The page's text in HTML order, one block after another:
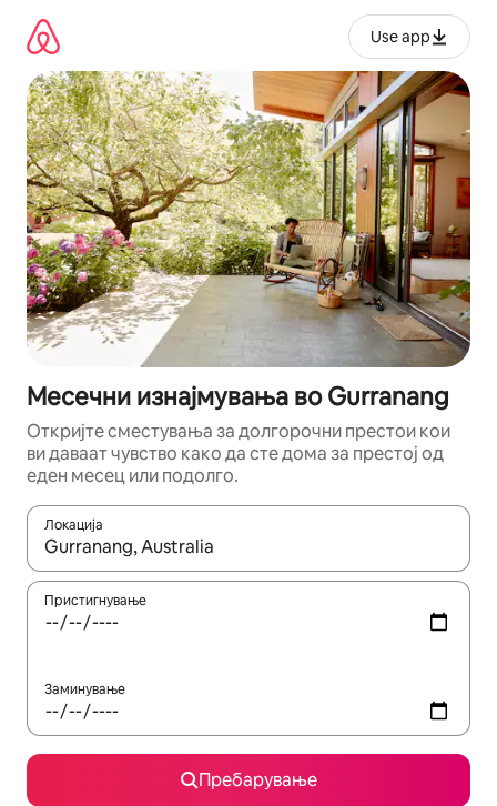
содржина
Use app
Месечни изнајмувања во Gurranang
Откријте сместувања за долгорочни престои кои
ви даваат чувство како да сте дома за престој од
еден месец или подолго.
Локација
Кога резултатите се достапни, движете се со копчињата
Пристигнување
Заминување
Пребарување